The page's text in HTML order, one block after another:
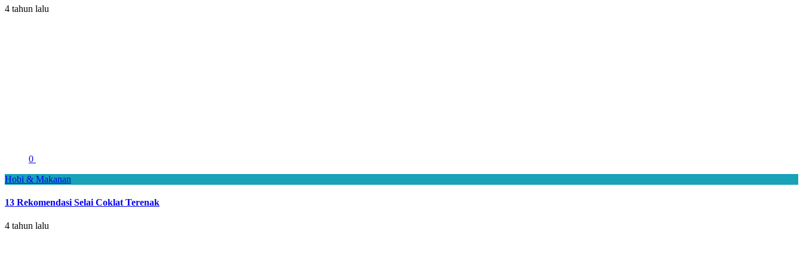
4 tahun lalu
0
Hobi & Makanan
13 Rekomendasi Selai Coklat Terenak
4 tahun lalu